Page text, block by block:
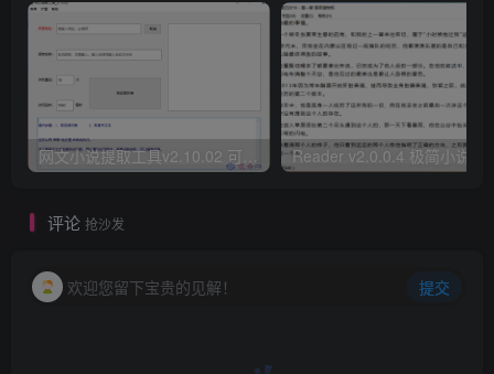
网文小说提取工具v2.10.02 可以自动下载小说 从此不再花钱看小说
评论 抢沙发
欢迎您留下宝贵的见解！ 提交